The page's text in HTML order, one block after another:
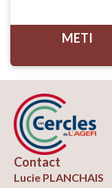
METI
Contact
Lucie PLANCHAIS